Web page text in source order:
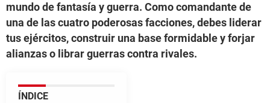
mundo de fantasía y guerra. Como comandante de
una de las cuatro poderosas facciones, debes liderar
tus ejércitos, construir una base formidable y forjar
alianzas o librar guerras contra rivales.
ÍNDICE